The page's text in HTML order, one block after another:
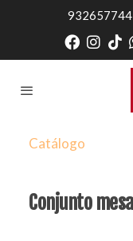
932657744
Catálogo
Conjunto